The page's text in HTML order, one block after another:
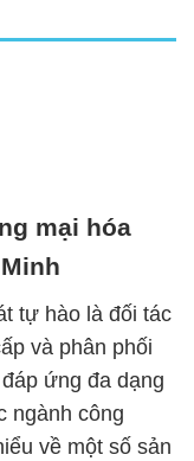
mại hóa
tự hào là đối tác
và phân phối
ứng đa dạng
ngành công
về một số sản